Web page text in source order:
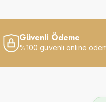
Güvenli Ödeme
%100 güvenli online